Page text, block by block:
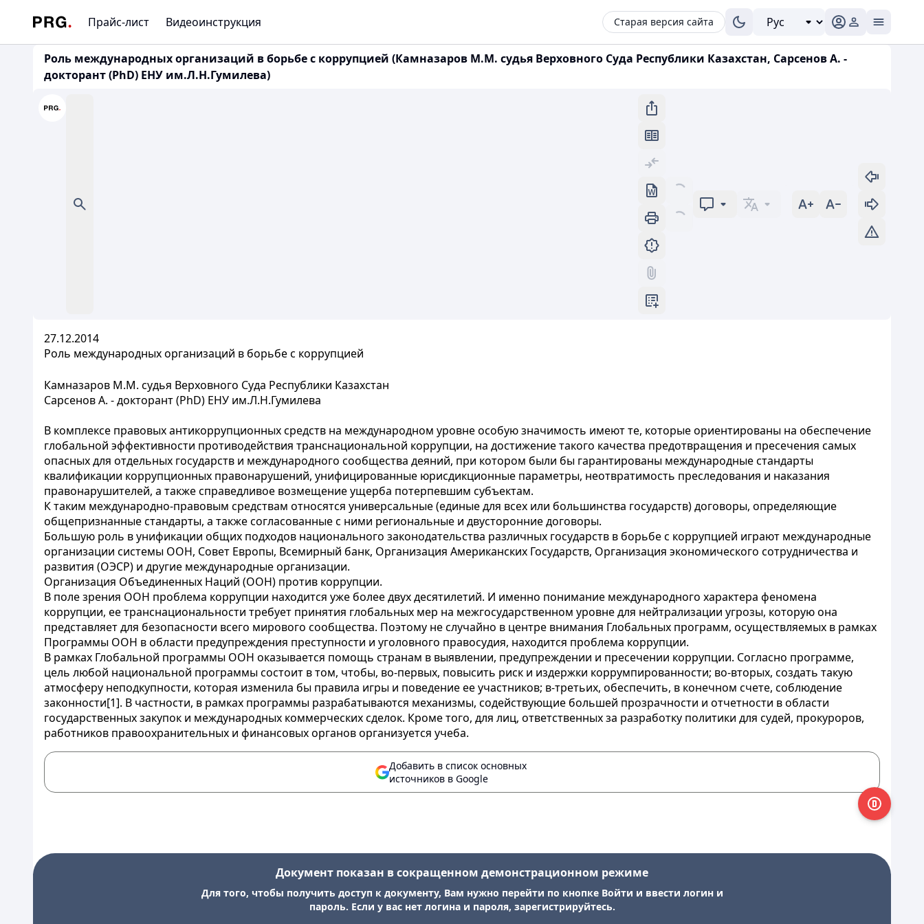
Прайс-лист Видеоинструкция Старая версия сайта
Роль международных организаций в борьбе с коррупцией (Камназаров М.М. судья Верховного Суда Республики Казахстан, Сарсенов А. -
докторант (PhD) ЕНУ им.Л.Н.Гумилева)
27.12.2014
Роль международных организаций в борьбе с коррупцией
Камназаров М.М. судья Верховного Суда Республики Казахстан
Сарсенов А. - докторант (PhD) ЕНУ им.Л.Н.Гумилева
В комплексе правовых антикоррупционных средств на международном уровне особую значимость имеют те, которые ориентированы на обеспечение
глобальной эффективности противодействия транснациональной коррупции, на достижение такого качества предотвращения и пресечения самых
опасных для отдельных государств и международного сообщества деяний, при котором были бы гарантированы международные стандарты
квалификации коррупционных правонарушений, унифицированные юрисдикционные параметры, неотвратимость преследования и наказания
правонарушителей, а также справедливое возмещение ущерба потерпевшим субъектам.
К таким международно-правовым средствам относятся универсальные (единые для всех или большинства государств) договоры, определяющие
общепризнанные стандарты, а также согласованные с ними региональные и двусторонние договоры.
Большую роль в унификации общих подходов национального законодательства различных государств в борьбе с коррупцией играют международные
организации системы ООН, Совет Европы, Всемирный банк, Организация Американских Государств, Организация экономического сотрудничества и
развития (ОЭСР) и другие международные организации.
Организация Объединенных Наций (ООН) против коррупции.
В поле зрения ООН проблема коррупции находится уже более двух десятилетий. И именно понимание международного характера феномена
коррупции, ее транснациональности требует принятия глобальных мер на межгосударственном уровне для нейтрализации угрозы, которую она
представляет для безопасности всего мирового сообщества. Поэтому не случайно в центре внимания Глобальных программ, осуществляемых в рамках
Программы ООН в области предупреждения преступности и уголовного правосудия, находится проблема коррупции.
В рамках Глобальной программы ООН оказывается помощь странам в выявлении, предупреждении и пресечении коррупции. Согласно программе,
цель любой национальной программы состоит в том, чтобы, во-первых, повысить риск и издержки коррумпированности; во-вторых, создать такую
атмосферу неподкупности, которая изменила бы правила игры и поведение ее участников; в-третьих, обеспечить, в конечном счете, соблюдение
законности[1]. В частности, в рамках программы разрабатываются механизмы, содействующие большей прозрачности и отчетности в области
государственных закупок и международных коммерческих сделок. Кроме того, для лиц, ответственных за разработку политики для судей, прокуроров,
работников правоохранительных и финансовых органов организуется учеба.
Добавить в список основных
источников в Google
Документ показан в сокращенном демонстрационном режиме
Для того, чтобы получить доступ к документу, Вам нужно перейти по кнопке Войти и ввести логин и
пароль. Если у вас нет логина и пароля, зарегистрируйтесь.